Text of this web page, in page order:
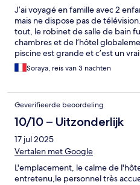
J’ai voyagé en famille avec 2
mais ne dispose pas de
tout, le robinet de salle de bain
chambres et de l’hôtel
piscine est grande et c’est un
manque toutefois des transats.
service est long, nous avons
pendant que les autres
très confortable. Sinon la plage
déjeuner est correct.
Soraya, reis van 3 nachten
Geverifieerde beoordeling
10/10 – Uitzonderlijk
17 jul 2025
Vertalen met Google
L'emplacement, le calme de
entretenu,le personnel très